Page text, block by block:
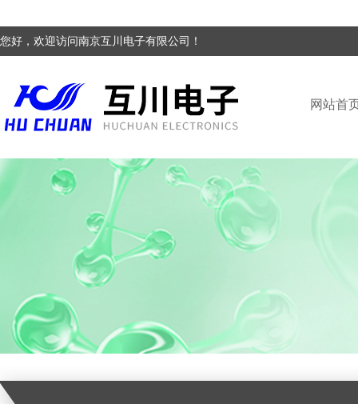
您好，欢迎访问南京互川电子有限公司！
网站首